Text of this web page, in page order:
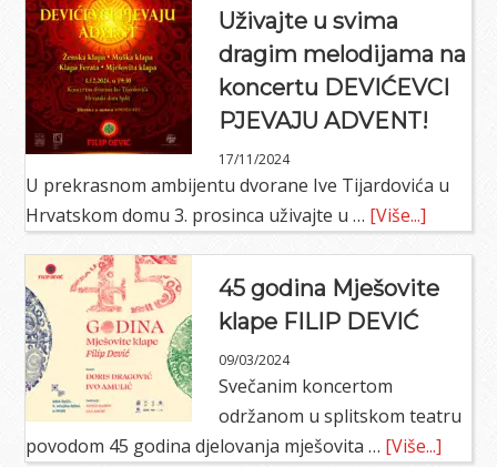
nije
jubavi…“
Uživajte u svima
dragim melodijama na
koncertu DEVIĆEVCI
PJEVAJU ADVENT!
17/11/2024
U prekrasnom ambijentu dvorane Ive Tijardovića u
Hrvatskom domu 3. prosinca uživajte u … [Više...]
svima
45 godina Mješovite
klape FILIP DEVIĆ
09/03/2024
Svečanim koncertom
održanom u splitskom teatru
povodom 45 godina djelovanja mješovita … [Više...]